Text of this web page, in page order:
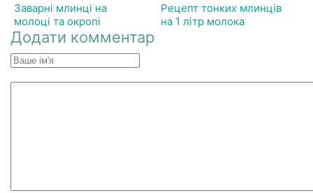
Заварні млинці на
молоці та окропі
Рецепт тонких млинців
на 1 літр молока
Додати комментар